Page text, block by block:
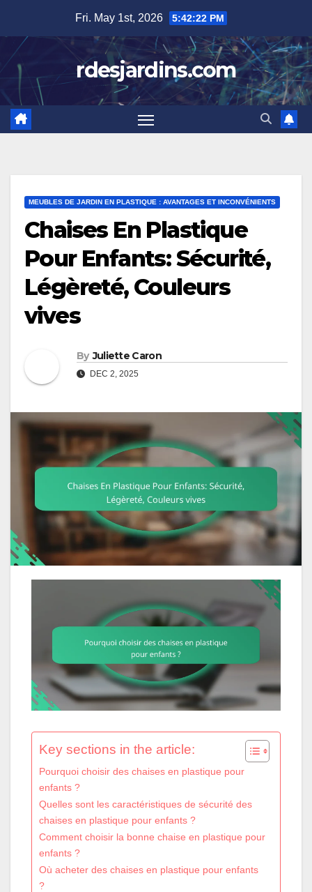
content
Fri. May 1st, 2026 5:42:23 PM
rdesjardins.com
MEUBLES DE JARDIN EN PLASTIQUE : AVANTAGES ET INCONVÉNIENTS
Chaises En Plastique
Pour Enfants: Sécurité,
Légèreté, Couleurs
vives
By Juliette Caron
DEC 2, 2025
Key sections in the article:
Pourquoi choisir des chaises en plastique pour
enfants ?
Quelles sont les caractéristiques de sécurité des
chaises en plastique pour enfants ?
Comment choisir la bonne chaise en plastique pour
enfants ?
Où acheter des chaises en plastique pour enfants
?